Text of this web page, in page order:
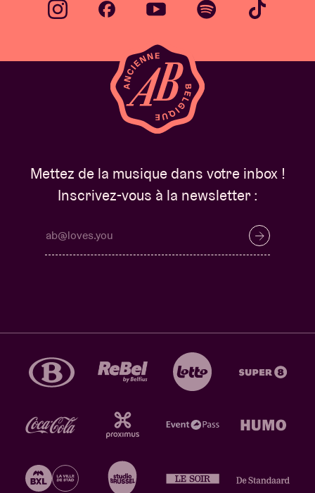
Mettez de la musique dans votre inbox !
Inscrivez-vous à la newsletter :